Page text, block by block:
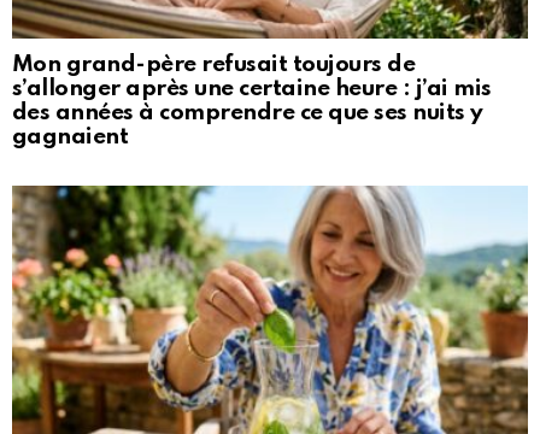
Mon grand-père refusait toujours de
s’allonger après une certaine heure : j’ai mis
des années à comprendre ce que ses nuits y
gagnaient